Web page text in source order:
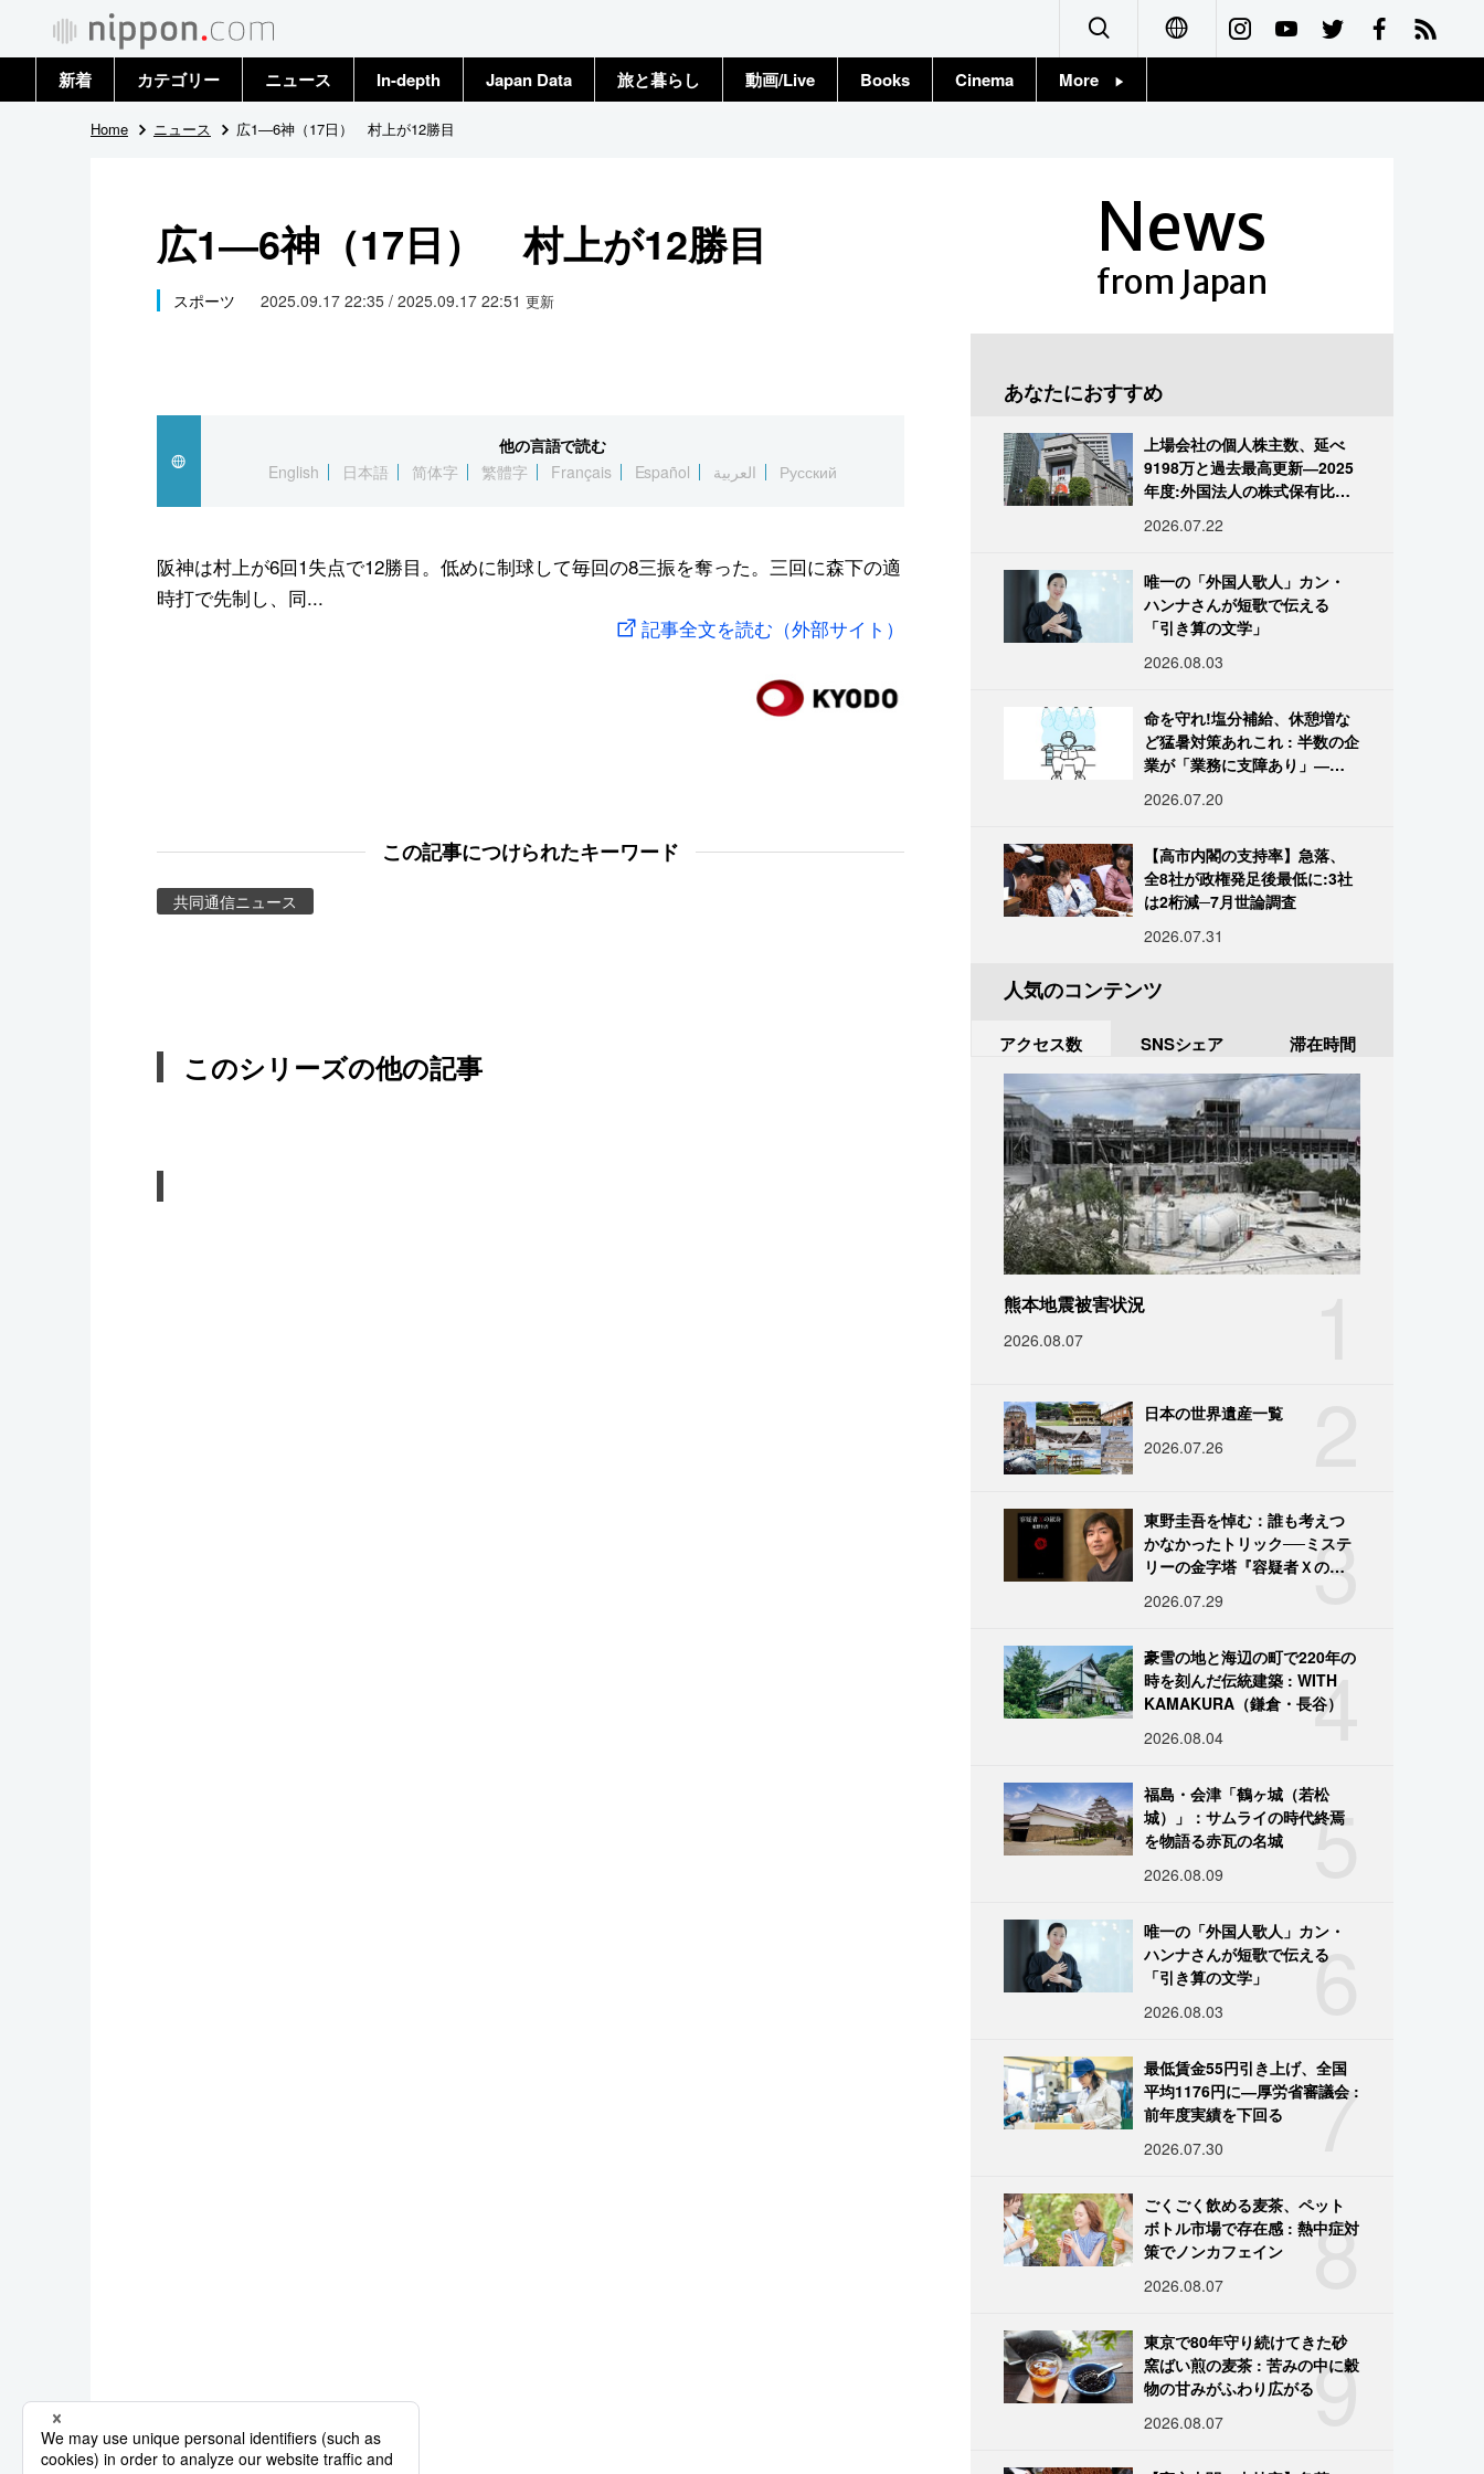
Français
新着 カテゴリー
政治・外交
国際
科学・技術
暮らし
ニュース
トップ
In-depth Japan Data 旅と暮らし 動画/Live Books Cinema More
Home ニュース 広1―6神（17日） 村上が12勝目
広1―6神（17日） 村上が12勝目
スポーツ 2025.09.17 22:35 / 2025.09.17 22:51 更新
他の言語で読む
English
日本語 简体字 繁體字 Français Español العربية Русский
阪神は村上が6回1失点で12勝目。低めに制球して毎回の8三振を奪った。三回に森下の適
時打で先制し、同...
記事全文を読む（外部サイト）
この記事につけられたキーワード
共同通信ニュース
このシリーズの他の記事
News
from Japan
あなたにおすすめ
上場会社の個人株主数、延べ
9198万と過去最高更新―2025
年度:外国法人の株式保有比率
2026.07.22
唯一の「外国人歌人」カン・
ハンナさんが短歌で伝える
「引き算の文学」
2026.08.03
命を守れ!塩分補給、休憩増な
ど猛暑対策あれこれ : 半数の企
業が「業務に支障あり」―帝
2026.07.20
【高市内閣の支持率】急落、
全8社が政権発足後最低に:3社
は2桁減─7月世論調査
2026.07.31
人気のコンテンツ
アクセス数 SNSシェア 滞在時間
熊本地震被害状況
2026.08.07
日本の世界遺産一覧
2026.07.26
3
東野圭吾を悼む：誰も考えつ
かなかったトリック──ミステ
リーの金字塔『容疑者Ｘの献
2026.07.29
4
豪雪の地と海辺の町で220年の
時を刻んだ伝統建築 : WITH
KAMAKURA（鎌倉・長谷）
2026.08.04
5
福島・会津「鶴ヶ城（若松
城）」：サムライの時代終焉
を物語る赤瓦の名城
2026.08.09
6
唯一の「外国人歌人」カン・
ハンナさんが短歌で伝える
「引き算の文学」
2026.08.03
7
最低賃金55円引き上げ、全国
平均1176円に―厚労省審議会 :
前年度実績を下回る
2026.07.30
8
ごくごく飲める麦茶、ペット
ボトル市場で存在感 : 熱中症対
策でノンカフェイン
2026.08.07
9
東京で80年守り続けてきた砂
窯ばい煎の麦茶 : 苦みの中に穀
物の甘みがふわり広がる
2026.08.07